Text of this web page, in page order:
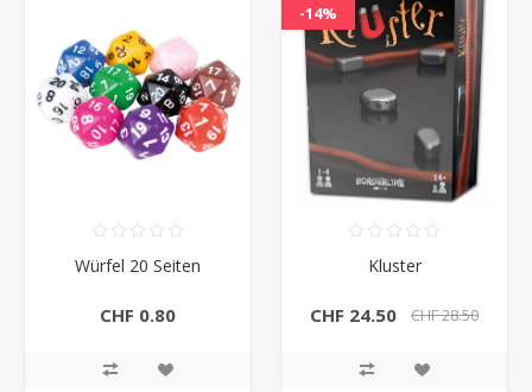
Würfel 20 Seiten
CHF 0.80
-14%
Kluster
CHF 24.50 CHF 28.50